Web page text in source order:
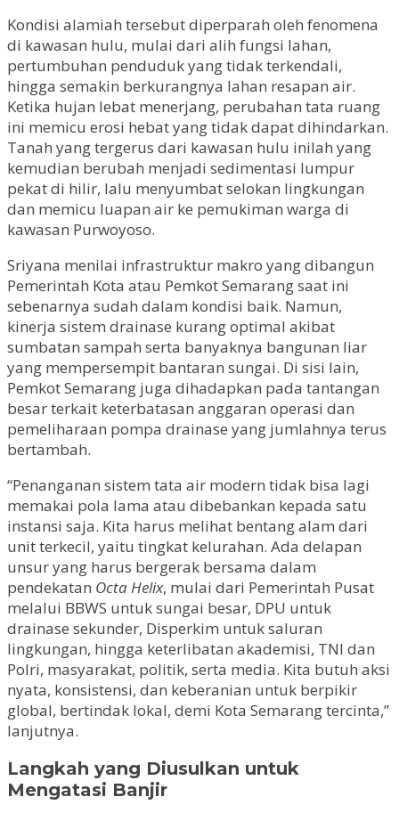
Kondisi alamiah tersebut diperparah oleh fenomena
di kawasan hulu, mulai dari alih fungsi lahan,
pertumbuhan penduduk yang tidak terkendali,
hingga semakin berkurangnya lahan resapan air.
Ketika hujan lebat menerjang, perubahan tata ruang
ini memicu erosi hebat yang tidak dapat dihindarkan.
Tanah yang tergerus dari kawasan hulu inilah yang
kemudian berubah menjadi sedimentasi lumpur
pekat di hilir, lalu menyumbat selokan lingkungan
dan memicu luapan air ke pemukiman warga di
kawasan Purwoyoso.
Sriyana menilai infrastruktur makro yang dibangun
Pemerintah Kota atau Pemkot Semarang saat ini
sebenarnya sudah dalam kondisi baik. Namun,
kinerja sistem drainase kurang optimal akibat
sumbatan sampah serta banyaknya bangunan liar
yang mempersempit bantaran sungai. Di sisi lain,
Pemkot Semarang juga dihadapkan pada tantangan
besar terkait keterbatasan anggaran operasi dan
pemeliharaan pompa drainase yang jumlahnya terus
bertambah.
“Penanganan sistem tata air modern tidak bisa lagi
memakai pola lama atau dibebankan kepada satu
instansi saja. Kita harus melihat bentang alam dari
unit terkecil, yaitu tingkat kelurahan. Ada delapan
unsur yang harus bergerak bersama dalam
pendekatan Octa Helix, mulai dari Pemerintah Pusat
melalui BBWS untuk sungai besar, DPU untuk
drainase sekunder, Disperkim untuk saluran
lingkungan, hingga keterlibatan akademisi, TNI dan
Polri, masyarakat, politik, serta media. Kita butuh aksi
nyata, konsistensi, dan keberanian untuk berpikir
global, bertindak lokal, demi Kota Semarang tercinta,”
lanjutnya.
Langkah yang Diusulkan untuk
Mengatasi Banjir